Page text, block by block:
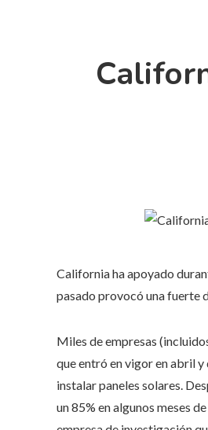
California ha apoyado
pasado provocó una fuerte
Miles de empresas
que entró en vigor en abril
instalar paneles solares.
un 85% en algunos meses